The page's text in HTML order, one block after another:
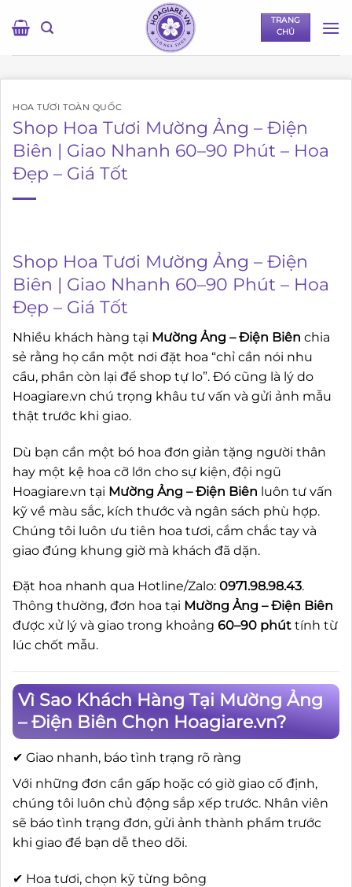
qua
TRANG
CHỦ
HOA TƯƠI TOÀN QUỐC
Shop Hoa Tươi Mường Ảng – Điện
Biên | Giao Nhanh 60–90 Phút – Hoa
Đẹp – Giá Tốt
Shop Hoa Tươi Mường Ảng – Điện
Biên | Giao Nhanh 60–90 Phút – Hoa
Đẹp – Giá Tốt
Nhiều khách hàng tại Mường Ảng – Điện Biên chia
sẻ rằng họ cần một nơi đặt hoa “chỉ cần nói nhu
cầu, phần còn lại để shop tự lo”. Đó cũng là lý do
Hoagiare.vn chú trọng khâu tư vấn và gửi ảnh mẫu
thật trước khi giao.
Dù bạn cần một bó hoa đơn giản tặng người thân
hay một kệ hoa cỡ lớn cho sự kiện, đội ngũ
Hoagiare.vn tại Mường Ảng – Điện Biên luôn tư vấn
kỹ về màu sắc, kích thước và ngân sách phù hợp.
Chúng tôi luôn ưu tiên hoa tươi, cắm chắc tay và
giao đúng khung giờ mà khách đã dặn.
Đặt hoa nhanh qua Hotline/Zalo: 0971.98.98.43.
Thông thường, đơn hoa tại Mường Ảng – Điện Biên
được xử lý và giao trong khoảng 60–90 phút tính từ
lúc chốt mẫu.
Vì Sao Khách Hàng Tại Mường Ảng
– Điện Biên Chọn Hoagiare.vn?
✔ Giao nhanh, báo tình trạng rõ ràng
Với những đơn cần gấp hoặc có giờ giao cố định,
chúng tôi luôn chủ động sắp xếp trước. Nhân viên
sẽ báo tình trạng đơn, gửi ảnh thành phẩm trước
khi giao để bạn dễ theo dõi.
✔ Hoa tươi, chọn kỹ từng bông